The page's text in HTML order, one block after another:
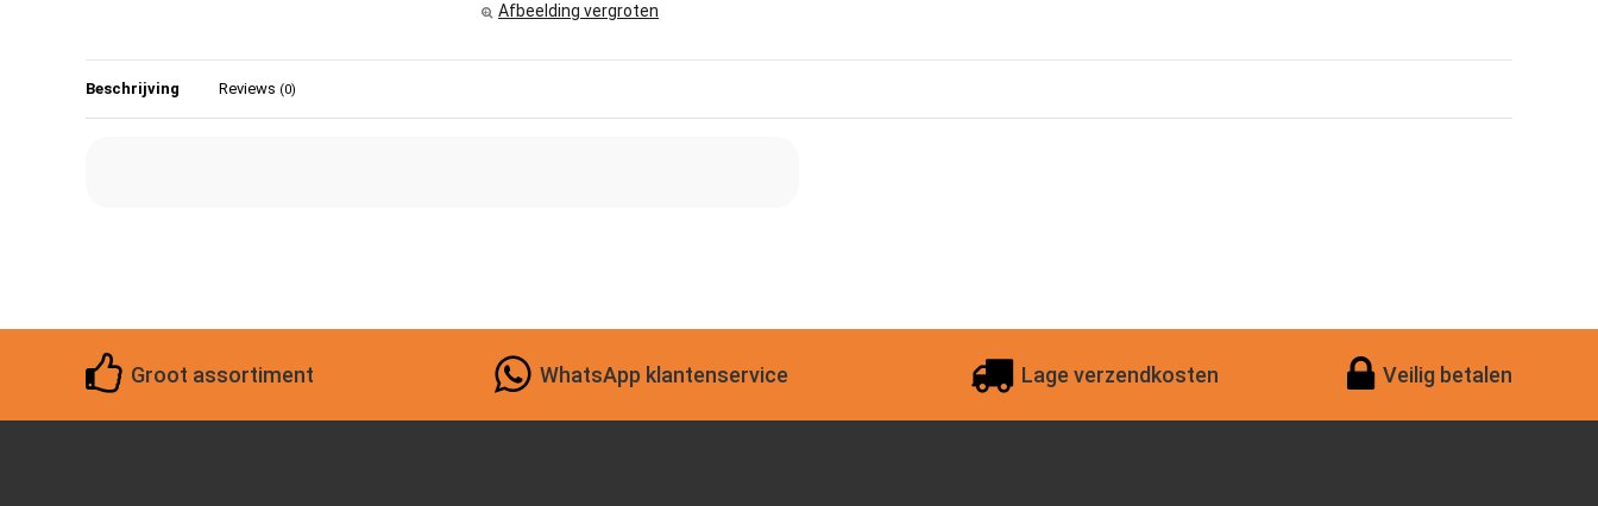
Afbeelding vergroten
Beschrijving Reviews (0)
Groot assortiment WhatsApp klantenservice Lage verzendkosten Veilig betalen